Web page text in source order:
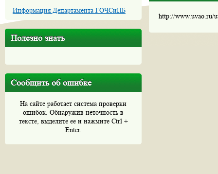
Информация Департамента ГОЧСиПБ
Полезно знать
Сообщить об ошибке
На сайте работает система проверки
ошибок. Обнаружив неточность в
тексте, выделите ее и нажмите Ctrl +
Enter.
http://www.uvao.ru/